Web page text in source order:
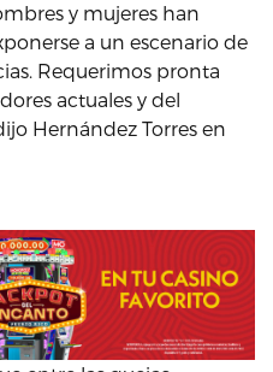
y mujeres han
a un escenario de
Requerimos pronta
actuales y del
Hernández Torres en